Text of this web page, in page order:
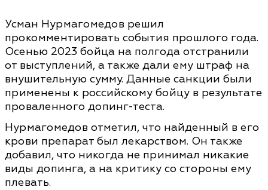
Усман Нурмагомедов решил
прокомментировать события прошлого года.
Осенью 2023 бойца на полгода отстранили
от выступлений, а также дали ему штраф на
внушительную сумму. Данные санкции были
применены к российскому бойцу в результате
проваленного допинг-теста.
Нурмагомедов отметил, что найденный в его
крови препарат был лекарством. Он также
добавил, что никогда не принимал никакие
виды допинга, а на критику со стороны ему
плевать.